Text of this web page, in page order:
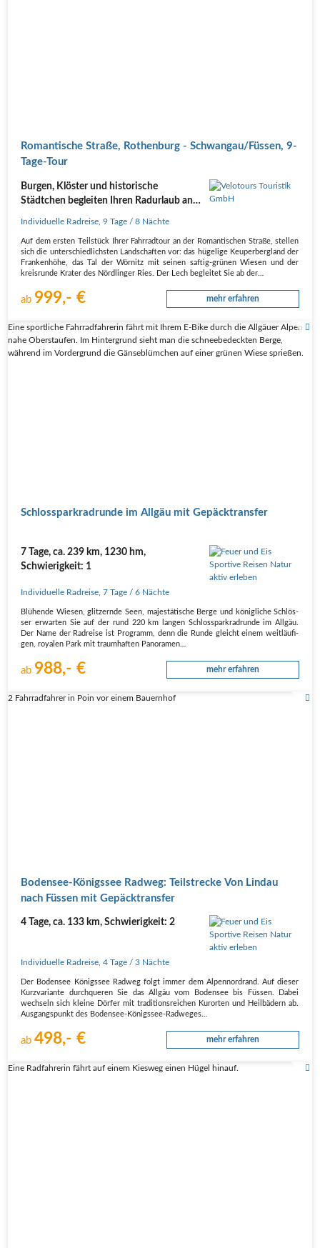
Romantische Straße, Rothenburg - Schwangau/Füssen, 9-
Tage-Tour
Burgen, Klöster und historische
Städtchen begleiten Ihren Radurlaub an
Individuelle Radreise ,9 Tage / 8 Nächte
Auf dem ersten Teilstück Ihrer Fahrradtour an der Romantischen Straße, stellen
sich die unterschiedlichsten Landschaften vor: das hügelige Keuperbergland der
Frankenhöhe, das Tal der Wörnitz mit seinen saftig-grünen Wiesen und der
kreisrunde Krater des Nördlinger Ries. Der Lech begleitet Sie ab der…
ab 999,- € mehr erfahren
Eine sportliche Fahrradfahrerin fährt mit Ihrem E-Bike durch die Allgäuer Alpen
nahe Oberstaufen. Im Hintergrund sieht man die schneebedeckten Berge,
während im Vordergrund die Gänseblümchen auf einer grünen Wiese sprießen.
Schloss­park­rad­run­de im All­gäu mit Gepäcktransfer
7 Tage, ca. 239 km, 1230 hm,
Schwierigkeit: 1
Individuelle Radreise ,7 Tage / 6 Nächte
Blü­hen­de Wie­sen, glit­zern­de Seen, majes­tä­ti­sche Ber­ge und könig­li­che Schlös­
ser erwar­ten Sie auf der rund 220 km lan­gen Schloss­park­rad­run­de im All­gäu.
Der Name der Rad­rei­se ist Pro­gramm, denn die Run­de gleicht einem weit­läu­fi­
gen, roya­len Park mit traum­haf­ten Pan­ora­men…
ab 988,- € mehr erfahren
2 Fahrradfahrer in Poin vor einem Bauernhof
Boden­see-Königs­see Rad­weg: Teil­stre­cke Von Lin­dau
nach Füs­sen mit Gepäcktransfer
4 Tage, ca. 133 km, Schwierigkeit: 2
Individuelle Radreise,4 Tage/ 3 Nächte
Der Boden­see Königs­see Rad­weg folgt immer dem Alpen­nord­rand. Auf die­ser
Kurz­va­ri­an­te durch­que­ren Sie das All­gäu vom Boden­see bis Füs­sen. Dabei
wech­seln sich klei­ne Dör­fer mit tra­di­ti­ons­rei­chen Kur­or­ten und Heil­bä­dern ab.
Aus­gangs­punkt des Boden­see-Königs­see-Rad­we­ges…
ab498,- € mehr erfahren
Eine Radfahrerin fährt auf einem Kiesweg einen Hügel hinauf.